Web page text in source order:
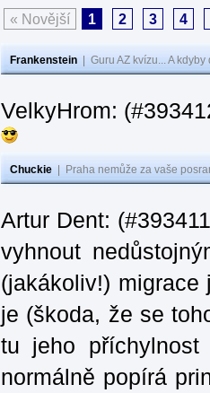
« Novější 1 2 3 4
Frankenstein Guru AZ kvízu... A
VelkyHrom:
Chuckie Praha nemůže za vaše
Artur Dent:
vyhnout
(jakákoliv!)
je (škoda, že se
tu jeho
normálně popírá